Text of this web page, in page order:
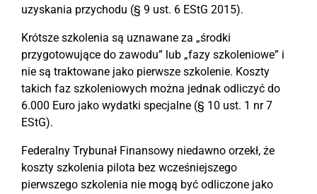
uzyskania przychodu (§ 9 ust. 6 EStG 2015).
Krótsze szkolenia są uznawane za „środki
przygotowujące do zawodu” lub „fazy szkoleniowe” i
nie są traktowane jako pierwsze szkolenie. Koszty
takich faz szkoleniowych można jednak odliczyć do
6.000 Euro jako wydatki specjalne (§ 10 ust. 1 nr 7
EStG).
Federalny Trybunał Finansowy niedawno orzekł, że
koszty szkolenia pilota bez wcześniejszego
pierwszego szkolenia nie mogą być odliczone jako